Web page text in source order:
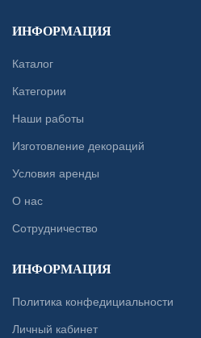
ИНФОРМАЦИЯ
Каталог
Категории
Наши работы
Изготовление декораций
Условия аренды
О нас
Сотрудничество
ИНФОРМАЦИЯ
Политика конфедициальности
Личный кабинет